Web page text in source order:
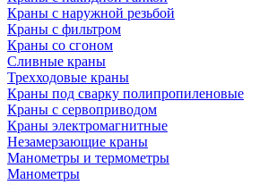
Краны с наружной резьбой
Краны с фильтром
Краны со сгоном
Сливные краны
Трехходовые краны
Краны под сварку полипропиленовые
Краны с сервоприводом
Краны электромагнитные
Незамерзающие краны
Манометры и термометры
Манометры